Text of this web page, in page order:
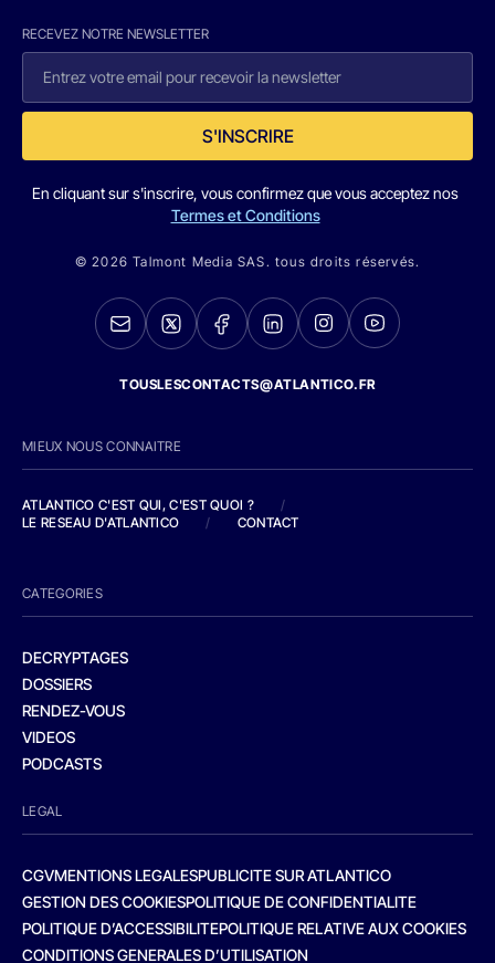
RECEVEZ NOTRE NEWSLETTER
S'INSCRIRE
En cliquant sur s'inscrire, vous confirmez que vous acceptez nos
Termes et Conditions
© 2026 Talmont Media SAS. tous droits réservés.
TOUSLESCONTACTS@ATLANTICO.FR
MIEUX NOUS CONNAITRE
ATLANTICO C'EST QUI, C'EST QUOI ?
/
LE RESEAU D'ATLANTICO
/ CONTACT
CATEGORIES
DECRYPTAGES
DOSSIERS
RENDEZ-VOUS
VIDEOS
PODCASTS
LEGAL
CGVMENTIONS LEGALESPUBLICITE SUR ATLANTICO
GESTION DES COOKIESPOLITIQUE DE CONFIDENTIALITE
POLITIQUE D’ACCESSIBILITEPOLITIQUE RELATIVE AUX COOKIES
CONDITIONS GENERALES D’UTILISATION